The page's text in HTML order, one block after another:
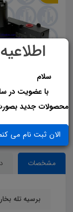
6,760,000
شیر برقی ضد انفجار
AMERZON )
مشخصات
برسیه تله
سلام
با عضویت در
محصولات جدید
الان ثبت نام می